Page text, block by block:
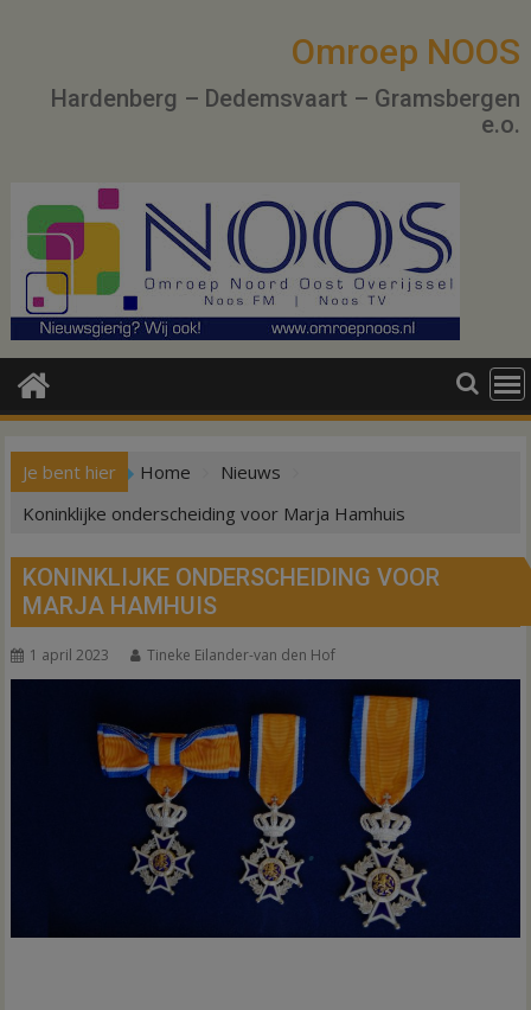
Omroep NOOS
Hardenberg – Dedemsvaart – Gramsbergen
e.o.
Je bent hier Home
Nieuws
Koninklijke onderscheiding voor Marja Hamhuis
KONINKLIJKE ONDERSCHEIDING VOOR
MARJA HAMHUIS
1 april 2023 Tineke Eilander-van den Hof